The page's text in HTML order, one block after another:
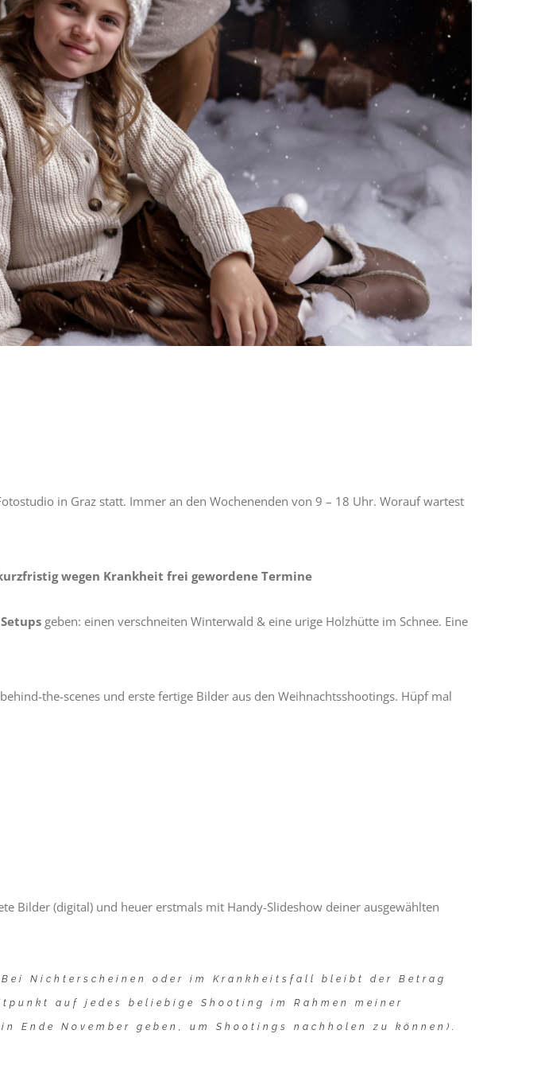
in Graz statt. Immer an den Wochenenden von 9 – 18 Uhr. Worauf wartest
wegen Krankheit frei gewordene Termine
geben: einen verschneiten Winterwald & eine urige Holzhütte im Schnee. Eine
the-scenes und erste fertige Bilder aus den Weihnachtsshootings. Hüpf mal
Bilder (digital) und heuer erstmals mit Handy-Slideshow deiner ausgewählten
Nichterscheinen oder im Krankheitsfall bleibt der Betrag
auf jedes beliebige Shooting im Rahmen meiner
Ende November geben, um Shootings nachholen zu können).